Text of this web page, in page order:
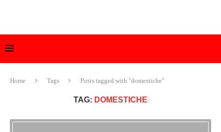
Home Tags Posts tagged with "domestiche"
TAG: DOMESTICHE